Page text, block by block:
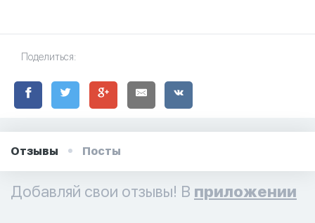
Поделиться:
Отзывы Посты
Добавляй свои отзывы! В приложении